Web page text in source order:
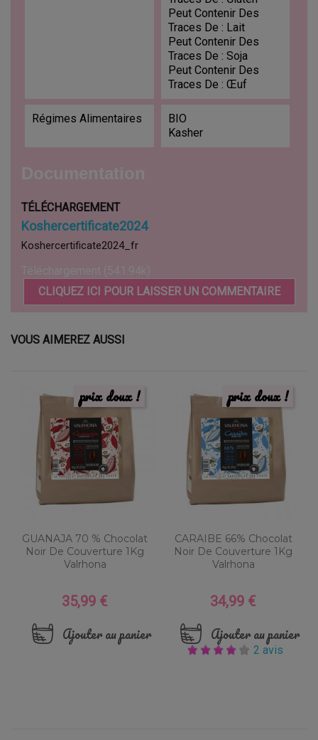
Peut Contenir Des
Traces De : Lait
Peut Contenir Des
Traces De : Soja
Peut Contenir Des
Traces De : Œuf
Régimes Alimentaires
BIO
Kasher
TÉLÉCHARGEMENT
Koshercertificate2024
Koshercertificate2024_fr
CLIQUEZ ICI POUR LAISSER UN COMMENTAIRE
VOUS AIMEREZ AUSSI
GUANAJA 70 % Chocolat
Noir De Couverture 1Kg
Valrhona
Prix
35,99 €
Ajouter au panier
prix doux !
CARAIBE 66% Chocolat
Noir De Couverture 1Kg
Valrhona
Prix
34,99 €
Ajouter au panier
2 avis
prix doux !